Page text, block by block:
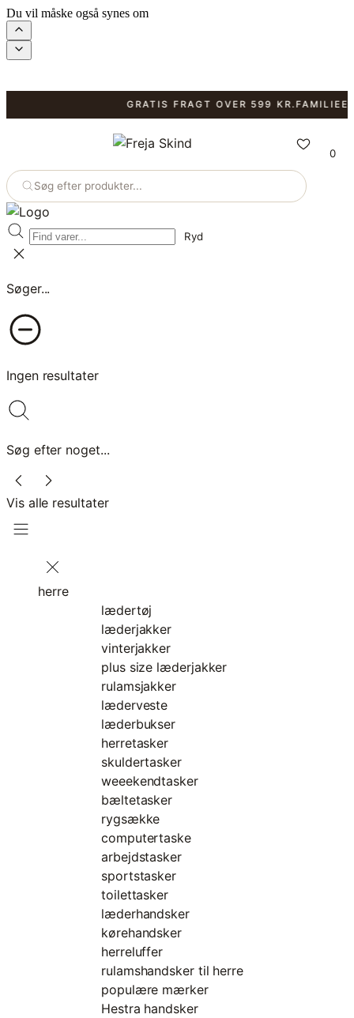
Du vil måske også synes om
GRATIS FRAGT OVER 599 KR.
Søg efter produkter...
Ryd
Søger...
Ingen resultater
Søg efter noget...
Vis alle resultater
0
herre
lædertøj
læderjakker
vinterjakker
plus size læderjakker
rulamsjakker
læderveste
læderbukser
herretasker
skuldertasker
weeekendtasker
bæltetasker
rygsække
computertaske
arbejdstasker
sportstasker
toilettasker
læderhandsker
kørehandsker
herreluffer
rulamshandsker til herre
populære mærker
Hestra handsker